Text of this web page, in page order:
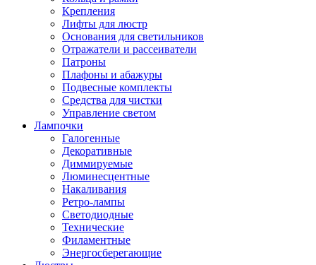
Крепления
Лифты для люстр
Основания для светильников
Отражатели и рассеиватели
Патроны
Плафоны и абажуры
Подвесные комплекты
Средства для чистки
Управление светом
Лампочки
Галогенные
Декоративные
Диммируемые
Люминесцентные
Накаливания
Ретро-лампы
Светодиодные
Технические
Филаментные
Энергосберегающие